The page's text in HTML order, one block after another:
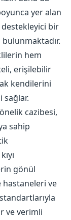
yer alan
destekleyici bir
hem
erişilebilir
kendilerini
sağlar.
cazibesi,
sahip
gönül
hastaneleri ve
ve verimli